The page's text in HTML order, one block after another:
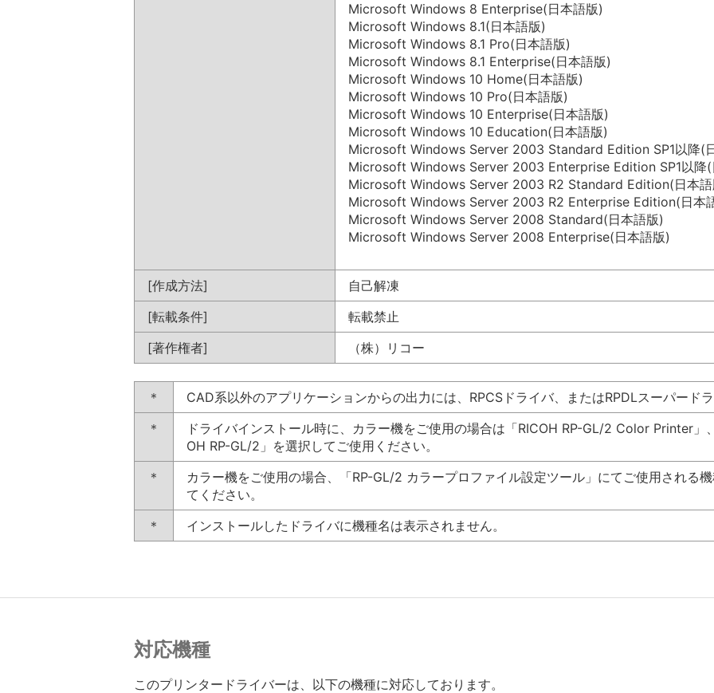
Microsoft Windows 8 Enterprise(日本語版)
Microsoft Windows 8.1(日本語版)
Microsoft Windows 8.1 Pro(日本語版)
Microsoft Windows 8.1 Enterprise(日本語版)
Microsoft Windows 10 Home(日本語版)
Microsoft Windows 10 Pro(日本語版)
Microsoft Windows 10 Enterprise(日本語版)
Microsoft Windows 10 Education(日本語版)
Microsoft Windows Server 2003 Standard Edition SP1以降(
Microsoft Windows Server 2003 Enterprise Edition SP1以降(
Microsoft Windows Server 2003 R2 Standard Edition(日本語
Microsoft Windows Server 2003 R2 Enterprise Edition(日本
Microsoft Windows Server 2008 Standard(日本語版)
Microsoft Windows Server 2008 Enterprise(日本語版)
[作成方法]
自己解凍
[転載条件]
転載禁止
[著作権者]
（株）リコー
＊
CAD系以外のアプリケーションからの出力には、RPCSドライバ、またはRPDLスーパード
＊
ドライバインストール時に、カラー機をご使用の場合は「RICOH RP-GL/2 Color Printer」
OH RP-GL/2」を選択してご使用ください。
＊
カラー機をご使用の場合、「RP-GL/2 カラープロファイル設定ツール」にてご使用される
てください。
＊
インストールしたドライバに機種名は表示されません。
対応機種
このプリンタードライバーは、以下の機種に対応しております。